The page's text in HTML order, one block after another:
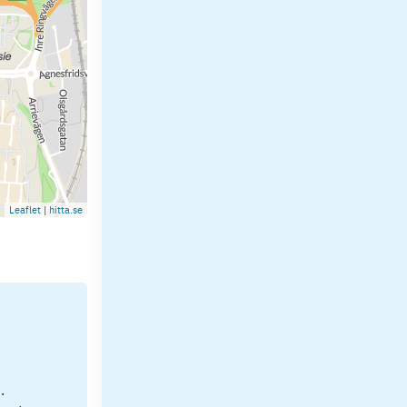
Leaflet | hitta.se